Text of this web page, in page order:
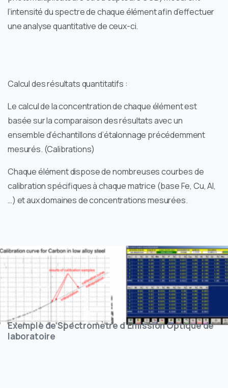
l’intensité du spectre de chaque élément afin d’effectuer
une analyse quantitative de ceux-ci.
Calcul des résultats quantitatifs :
Le calcul de la concentration de chaque élément est
basée sur la comparaison des résultats avec un
ensemble d’échantillons d’étalonnage précédemment
mesurés. (Calibrations)
Chaque élément dispose de nombreuses courbes de
calibration spécifiques à chaque matrice (base Fe, Cu, Al,
…) et aux domaines de concentrations mesurées.
Exemple de Spectromètre d’Emission Optique de
laboratoire